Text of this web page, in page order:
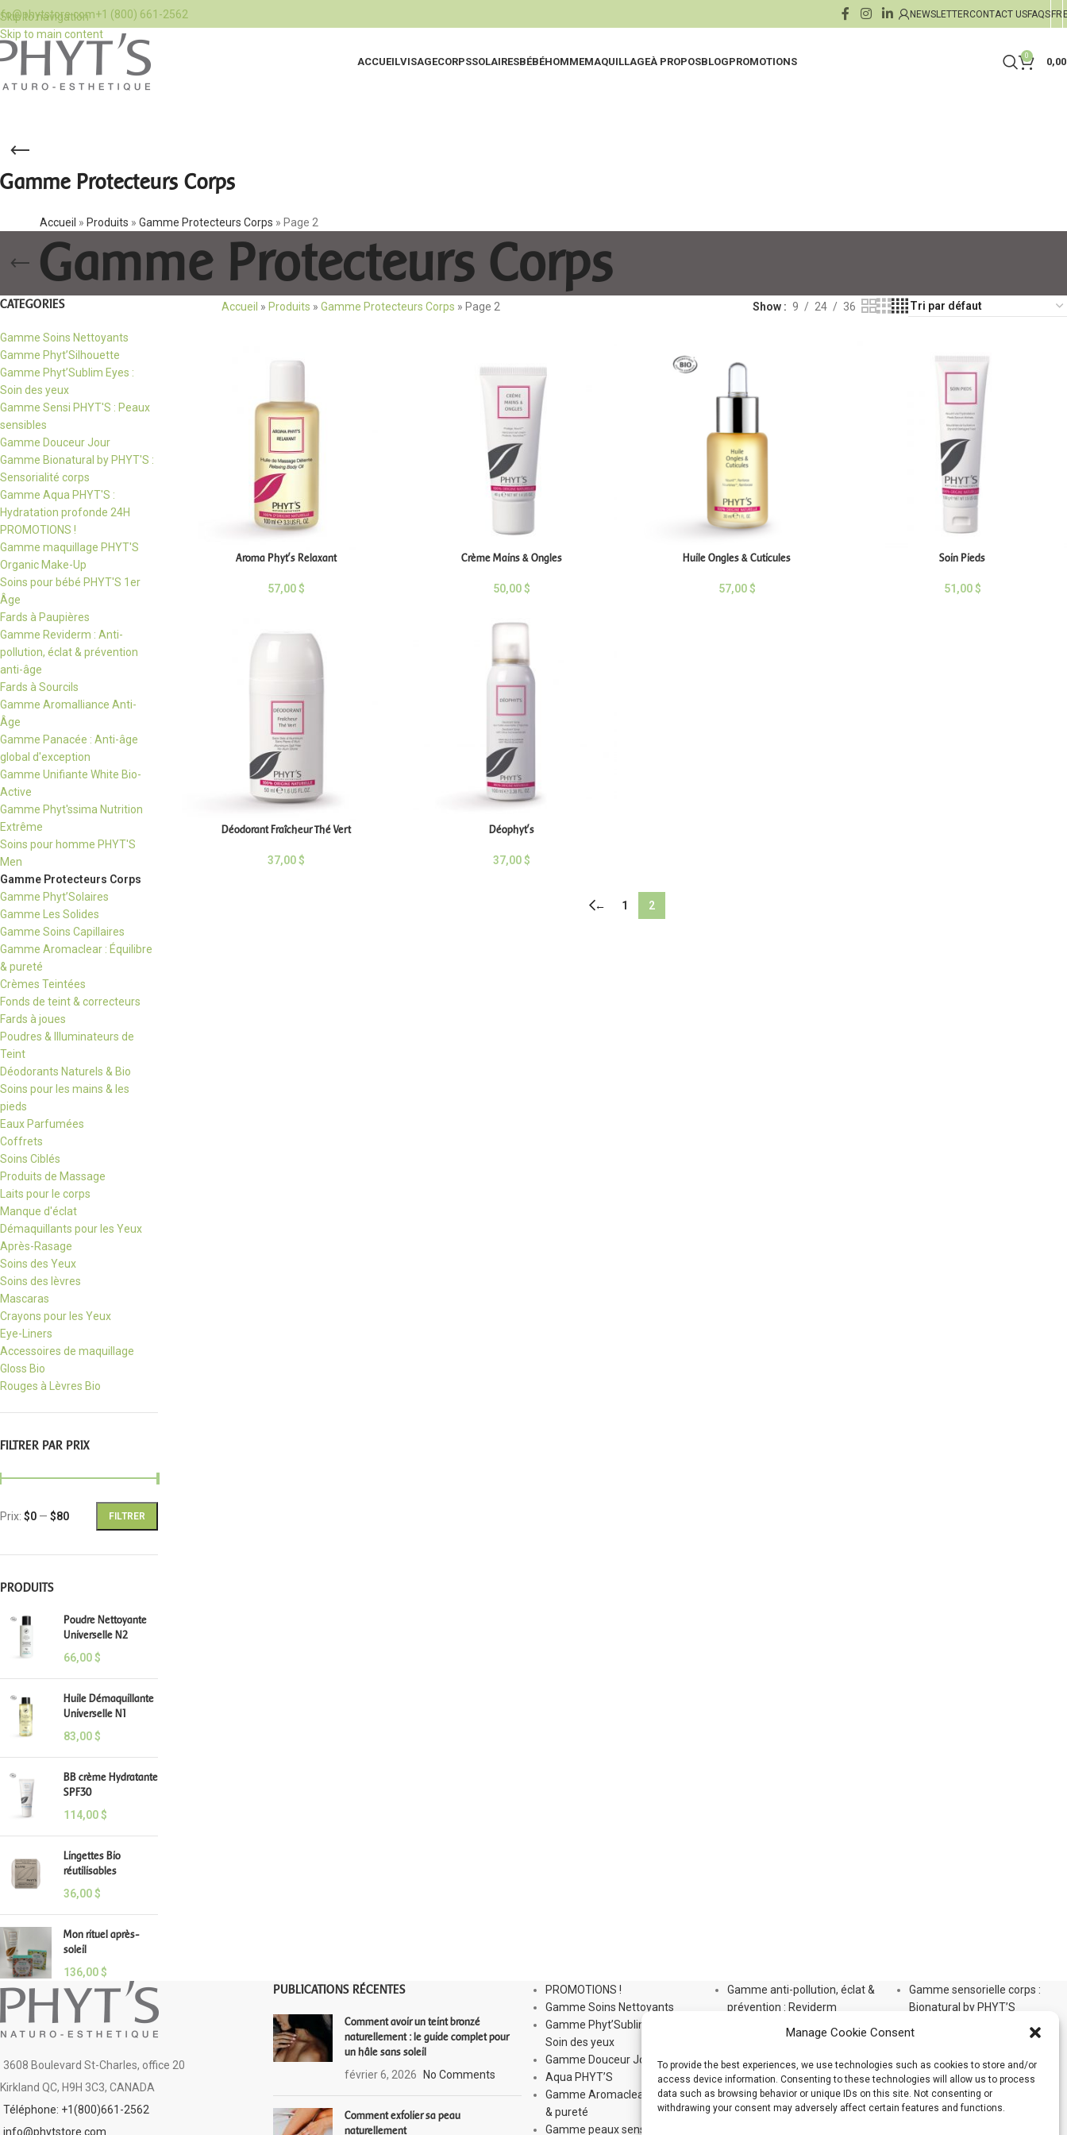
Manage Cookie Consent
To provide the best experiences, we use technologies such as cookies to store and/or
access device information. Consenting to these technologies will allow us to process
data such as browsing behavior or unique IDs on this site. Not consenting or
withdrawing your consent may adversely affect certain features and functions.
Skip to navigation
Skip to main content
+1 (800) 661-2562 NEWSLETTERCONTACT USFAQSFR
ACCUEILVISAGECORPSSOLAIRESBÉBÉHOMMEMAQUILLAGEÀ PROPOSBLOGPROMOTIONS 0
Gamme Protecteurs Corps
Accueil » Produits » Gamme Protecteurs Corps » Page 2
Gamme Protecteurs Corps
CATEGORIES
Gamme Soins Nettoyants
Gamme Phyt’Silhouette
Gamme Phyt’Sublim Eyes :
Soin des yeux
Gamme Sensi PHYT'S : Peaux
sensibles
Gamme Douceur Jour
Gamme Bionatural by PHYT'S :
Sensorialité corps
Gamme Aqua PHYT'S :
Hydratation profonde 24H
PROMOTIONS !
Gamme maquillage PHYT'S
Organic Make-Up
Soins pour bébé PHYT'S 1er
Âge
Fards à Paupières
Gamme Reviderm : Anti-
pollution, éclat & prévention
anti-âge
Fards à Sourcils
Gamme Aromalliance Anti-
Âge
Gamme Panacée : Anti-âge
global d'exception
Gamme Unifiante White Bio-
Active
Gamme Phyt'ssima Nutrition
Extrême
Soins pour homme PHYT'S
Men
Gamme Protecteurs Corps
Gamme Phyt’Solaires
Gamme Les Solides
Gamme Soins Capillaires
Gamme Aromaclear : Équilibre
& pureté
Crèmes Teintées
Fonds de teint & correcteurs
Fards à joues
Poudres & Illuminateurs de
Teint
Déodorants Naturels & Bio
Soins pour les mains & les
pieds
Eaux Parfumées
Coffrets
Soins Ciblés
Produits de Massage
Laits pour le corps
Manque d'éclat
Démaquillants pour les Yeux
Après-Rasage
Soins des Yeux
Soins des lèvres
Mascaras
Crayons pour les Yeux
Eye-Liners
Accessoires de maquillage
Gloss Bio
Rouges à Lèvres Bio
FILTRER PAR PRIX
FILTRER
Prix: $0 — $80
PRODUITS
Poudre Nettoyante
Universelle N2
66,00$
Huile Démaquillante
Universelle N1
83,00$
BB crème Hydratante
SPF30
114,00$
Lingettes Bio
réutilisables
36,00$
Mon rituel après-
soleil
136,00$
Accueil » Produits » Gamme Protecteurs Corps » Page 2 Show 9 24 36
Aroma Phyt’s Relaxant
57,00$
Crème Mains & Ongles
50,00$
Huile Ongles & Cuticules
57,00$
Soin Pieds
51,00$
Déodorant Fraîcheur Thé Vert
37,00$
Déophyt’s
37,00$
← 1 2
3608 Boulevard St-Charles, office 20
Kirkland QC, H9H 3C3, CANADA
Téléphone: +1(800)661-2562
info@phytstore.com
PUBLICATIONS RÉCENTES
Comment avoir un teint bronzé
naturellement : le guide complet pour
un hâle sans soleil
février 6, 2026 No Comments
Comment exfolier sa peau
naturellement
PROMOTIONS !
Gamme Soins Nettoyants
Gamme Phyt’Sublim Eyes :
Soin des yeux
Gamme Douceur Jour
Aqua PHYT’S
Gamme Aromaclear : Équilibre
& pureté
Gamme peaux sensibles : Sensi
Gamme anti-pollution, éclat &
prévention : Reviderm
Gamme anti-âge global
d’exception : Panacée
Gamme Unifiante White Bio-
Active
PHYT’S Men
Gamme sensorielle corps :
Bionatural by PHYT’S
Gamme Soins Capillaires
Soins pour bébé PHYT’S 1er
Âge
Gamme maquillage PHYT’S